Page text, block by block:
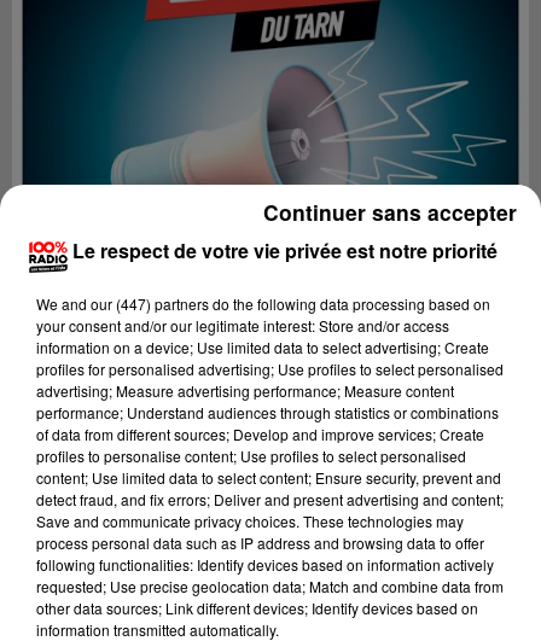
Lecture (2 min 59 sec)
100%
Le respect de votre vie privée est notre priorité
We and our (447) partnersdo the following data processing based on
your consent and/or our legitimate interest: Store and/or access
information on a device; Use limited data to select advertising; Create
profiles for personalised advertising; Use profiles to select personalised
advertising; Measure advertising performance; Measure content
performance; Understand audiences through statistics or combinations
of data from different sources; Develop and improve services; Create
profiles to personalise content; Use profiles to select personalised
content; Use limited data to select content; Ensure security, prevent and
detect fraud, and fix errors; Deliver and present advertising and content;
Save and communicate privacy choices. These technologies may
process personal data such as IP address and browsing data to offer
following functionalities: Identify devices based on information actively
requested; Use precise geolocation data; Match and combine data from
other data sources; Link different devices; Identify devices based on
information transmitted automatically.
Continuer sans accepter